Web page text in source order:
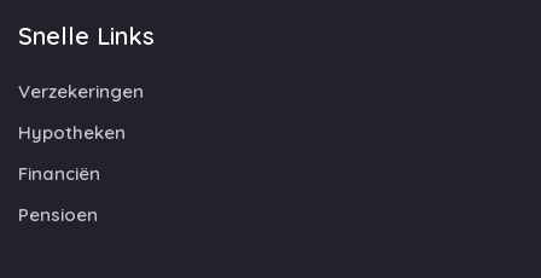
Snelle Links
Verzekeringen
Hypotheken
Financiën
Pensioen